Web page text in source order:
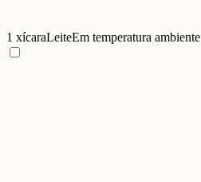
1 xícaraLeiteEm temperatura ambiente